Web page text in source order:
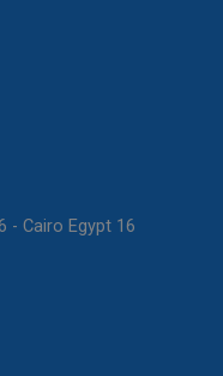
16 El Obour Bldgs - Salah Salem - Floor 6 - Cairo Egypt